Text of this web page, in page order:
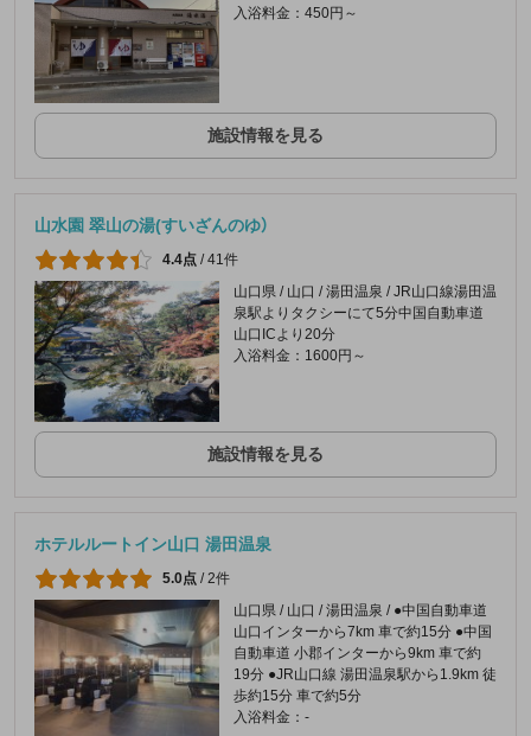
入浴料金：450円～
施設情報を見る
山水園 翠山の湯(すいざんのゆ）
4.4点 /41件
山口県 / 山口 / 湯田温泉 / JR山口線湯田温
泉駅よりタクシーにて5分中国自動車道
山口ICより20分
入浴料金：1600円～
施設情報を見る
ホテルルートイン山口 湯田温泉
5.0点 /2件
山口県 / 山口 / 湯田温泉 / ●中国自動車道
山口インターから7km 車で約15分 ●中国
自動車道 小郡インターから9km 車で約
19分 ●JR山口線 湯田温泉駅から1.9km 徒
歩約15分 車で約5分
入浴料金：-